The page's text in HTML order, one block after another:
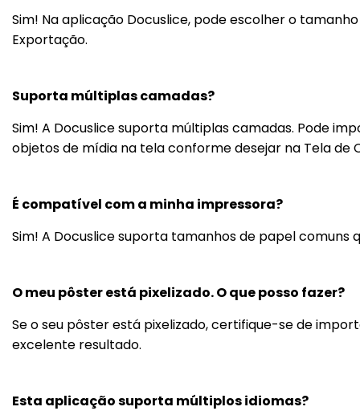
Sim! Na aplicação Docuslice, pode escolher o
Exportação.
Suporta múltiplas camadas?
Sim! A Docuslice suporta múltiplas camadas. Pode
objetos de mídia na tela conforme desejar na Tela de
É compatível com a minha impressora?
Sim! A Docuslice suporta tamanhos de papel comuns
O meu pôster está pixelizado. O que posso fazer?
Se o seu pôster está pixelizado, certifique-se de
excelente resultado.
Esta aplicação suporta múltiplos idiomas?